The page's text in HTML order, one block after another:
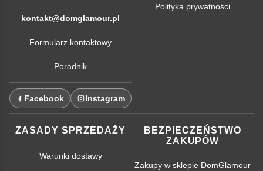
kontakt@domglamour.pl
Formularz kontaktowy
Poradnik
Facebook Instagram
Polityka prywatności
ZASADY SPRZEDAŻY
Warunki dostawy
BEZPIECZEŃSTWO
ZAKUPÓW
Zakupy w sklepie DomGlamour